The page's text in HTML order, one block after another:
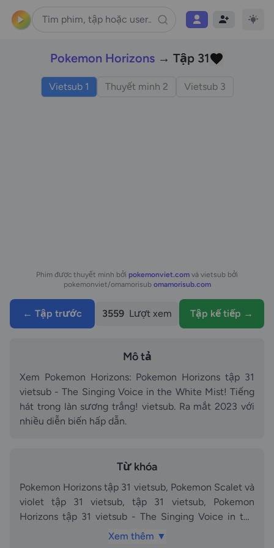
Pokemon Horizons → Tập 31
Vietsub 1 Thuyết minh 2 Vietsub 3
Phim được thuyết minh bởi pokemonviet.com và vietsub bởi
pokemonviet/omamorisub omamorisub.com
← Tập trước 3559 Lượt xem Tập kế tiếp →
Mô tả
Xem Pokemon Horizons: Pokemon Horizons tập 31
vietsub - The Singing Voice in the White Mist! Tiếng
hát trong làn sương trắng! vietsub. Ra mắt 2023 với
nhiều diễn biến hấp dẫn.
Từ khóa
Pokemon Horizons tập 31 vietsub, Pokemon Scalet và
violet tập 31 vietsub, tập 31 vietsub, Pokemon
Horizons tập 31 vietsub - The Singing Voice in the
White Mist! Tiếng hát trong làn sương trắng! vietsub
Xem thêm ▼